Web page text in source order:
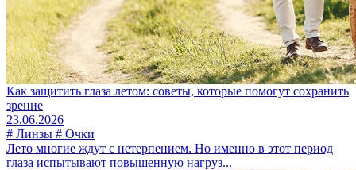
Как защитить глаза летом: советы, которые помогут сохранить
зрение
23.06.2026
# Линзы # Очки
Лето многие ждут с нетерпением. Но именно в этот период
глаза испытывают повышенную нагруз...